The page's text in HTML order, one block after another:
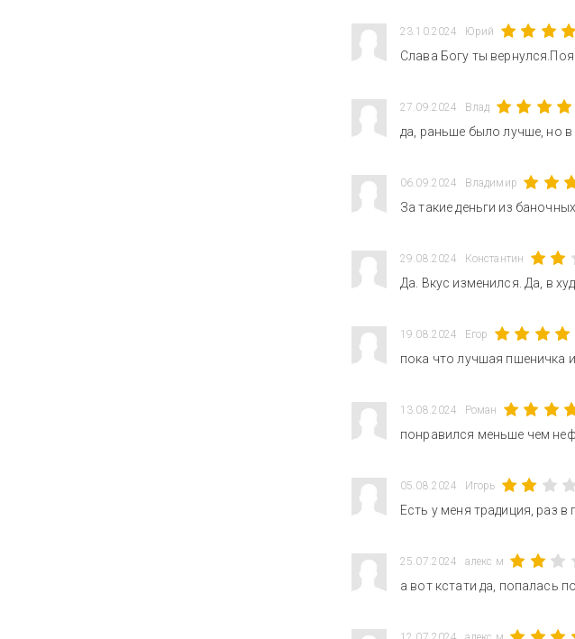
23.10.2024 Юрий
Слава Богу ты
27.09.2024 Влад
да, раньше было лучше, но в
06.09.2024 Владимир
За такие деньги из
29.08.2024 Константин
Да. Вкус изменился. Да, в
19.08.2024 Егор
пока что лучшая пшеничка
13.08.2024 Роман
понравился меньше чем
05.08.2024 Игорь
Есть у меня традиция, раз
25.07.2024 алекс м
а вот кстати да, попалась